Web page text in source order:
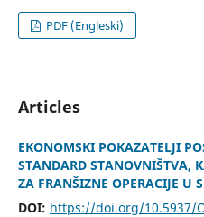
PDF (Engleski)
Articles
EKONOMSKI POKAZATELJI
STANDARD STANOVNIŠTVA,
ZA FRANŠIZNE OPERACIJE U
DOI: https://doi.org/10.5937/